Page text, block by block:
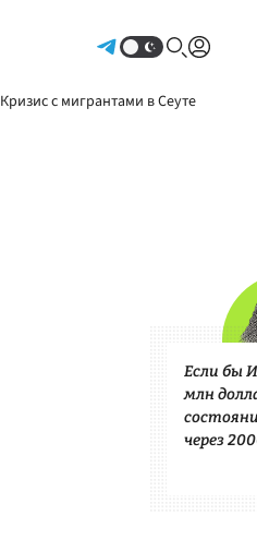
Кризис с мигрантами в Сеуте
Если бы
млн
через